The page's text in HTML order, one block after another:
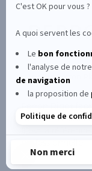
C'est OK pour vous ?
A quoi servent les
Le bon
l'analyse de
de navigation
la proposition de
Politique de
Non merci
© Le Club Perron
matériels